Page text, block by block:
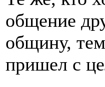
общение
общину,
пришел с